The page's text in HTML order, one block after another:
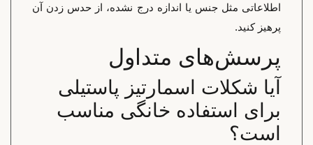
اطلاعاتی مثل جنس یا اندازه درج نشده، از حدس زدن آن
پرهیز کنید.
پرسش‌های متداول
آیا شکلات اسمارتیز پاستیلی
برای استفاده خانگی مناسب
است؟